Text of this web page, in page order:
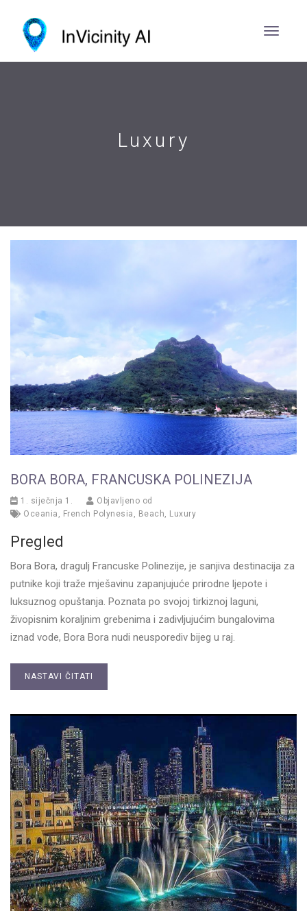
Luxury
BORA BORA, FRANCUSKA POLINEZIJA
1. siječnja 1.
Objavljeno od
Oceania , French Polynesia , Beach, Luxury
Pregled
Bora Bora, dragulj Francuske Polinezije, je sanjiva destinacija za
putnike koji traže mješavinu zapanjujuće prirodne ljepote i
luksuznog opuštanja. Poznata po svojoj tirkiznoj laguni,
živopisnim koraljnim grebenima i zadivljujućim bungalovima
iznad vode, Bora Bora nudi neusporediv bijeg u raj.
NASTAVI ČITATI